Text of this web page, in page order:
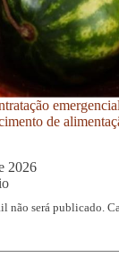
de
2026
não será publicado.